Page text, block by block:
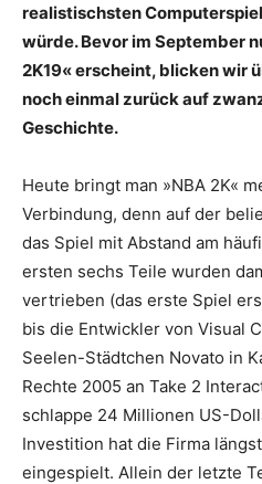
realistischsten
würde. Bevor im September
2K19« erscheint, blicken wir
noch einmal zurück auf
Geschichte.
Heute bringt man »NBA 2K«
Verbindung, denn auf der
das Spiel mit Abstand am
ersten sechs Teile wurden
vertrieben (das erste Spiel
bis die Entwickler von Visual
Seelen-Städtchen Novato in
Rechte 2005 an Take 2
schlappe 24 Millionen US-
Investition hat die Firma
eingespielt. Allein der letzte